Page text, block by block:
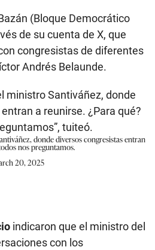
(Bloque Democrático
de su cuenta de X, que
congresistas de diferentes
Andrés Belaunde.
ministro Santiváñez, donde
a reunirse. ¿Para qué?
tuiteó.
donde diversos congresistas entran
nos preguntamos.
20, 2025
indicaron que el ministro del
con los